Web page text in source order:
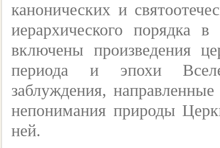
канонических и
иерархического порядка
включены произведения
периода и эпохи
заблуждения,
непонимания природы
ней.